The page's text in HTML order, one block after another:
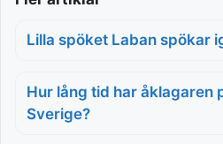
Lilla spöket Laban spökar
Hur lång tid har åklagaren
Sverige?